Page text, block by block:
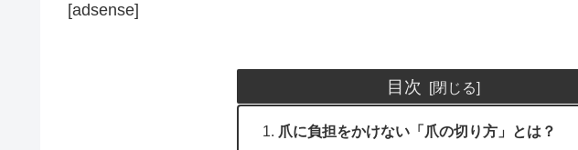
[adsense]
目次
爪に負担をかけない「爪の切り方」とは？